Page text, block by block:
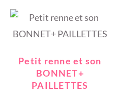
Petit renne et son
BONNET+
PAILLETTES